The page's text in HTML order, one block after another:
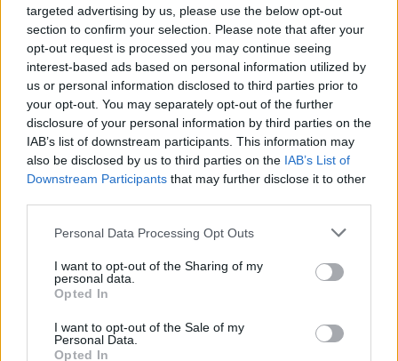
targeted advertising by us, please use the below opt-out
section to confirm your selection. Please note that after your
opt-out request is processed you may continue seeing
interest-based ads based on personal information utilized by
us or personal information disclosed to third parties prior to
your opt-out. You may separately opt-out of the further
disclosure of your personal information by third parties on the
IAB’s list of downstream participants. This information may
also be disclosed by us to third parties on the IAB’s List of
Downstream Participants that may further disclose it to other
Personal Data Processing Opt Outs
I want to opt-out of the Sharing of my
personal data.
Opted In
I want to opt-out of the Sale of my
Personal Data.
Opted In
⇑
Paroles + Traduction Téléchargement
Vidéos
Commentaires
Pour prolonger le plaisir musical :
Vous aimez chanter, apprenez la guitare chez
Télécharger légalement les MP3 sur
Trouver des vinyles et des CD sur
Trouver un instrument de musique ou une partition au
meilleur prix sur